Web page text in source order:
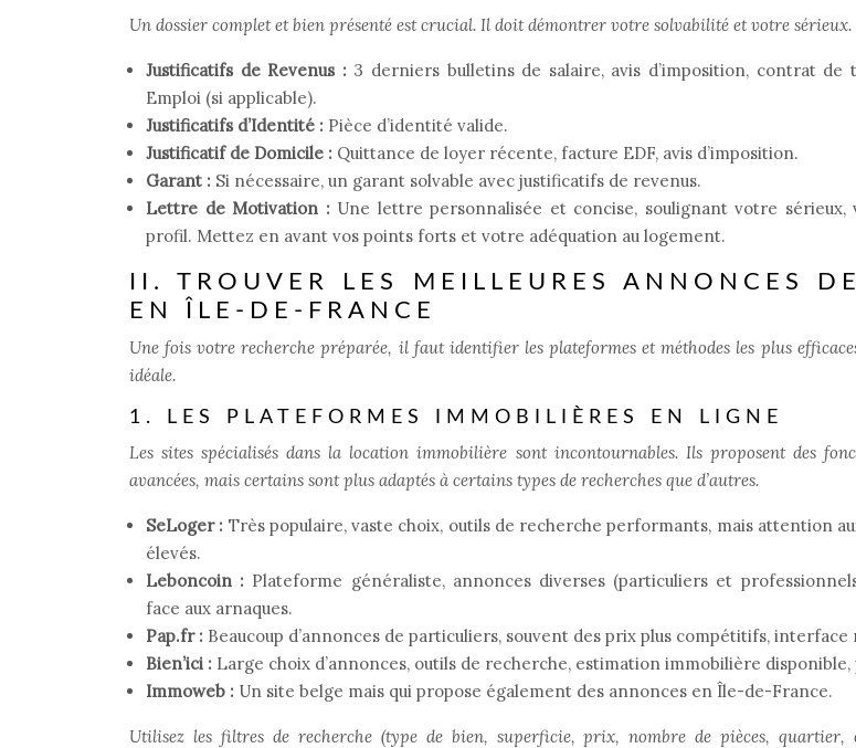
Un dossier complet et bien présenté est crucial. Il doit démontrer votre solvabilité et votre sérieux.
Justificatifs de Revenus : 3 derniers bulletins de salaire, avis d’imposition, contrat de
Emploi (si applicable).
Justificatifs d’Identité : Pièce d’identité valide.
Justificatif de Domicile : Quittance de loyer récente, facture EDF, avis d’imposition.
Garant : Si nécessaire, un garant solvable avec justificatifs de revenus.
Lettre de Motivation : Une lettre personnalisée et concise, soulignant votre
profil. Mettez en avant vos points forts et votre adéquation au logement.
II. TROUVER LES MEILLEURES ANNONCES
EN ÎLE-DE-FRANCE
Une fois votre recherche préparée, il faut identifier les plateformes et méthodes les plus
idéale.
1. LES PLATEFORMES IMMOBILIÈRES EN LIGNE
Les sites spécialisés dans la location immobilière sont incontournables. Ils proposent des
avancées, mais certains sont plus adaptés à certains types de recherches que d’autres.
SeLoger : Très populaire, vaste choix, outils de recherche performants, mais attention
élevés.
Leboncoin : Plateforme généraliste, annonces diverses (particuliers et
face aux arnaques.
Pap.fr : Beaucoup d’annonces de particuliers, souvent des prix plus compétitifs, interface
Bien’ici : Large choix d’annonces, outils de recherche, estimation immobilière
Immoweb : Un site belge mais qui propose également des annonces en Île-de-France.
Utilisez les filtres de recherche (type de bien, superficie, prix, nombre de pièces, quartier,